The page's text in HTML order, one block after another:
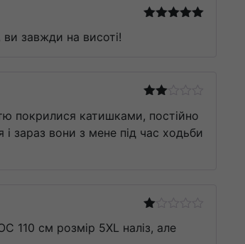
ви завжди на висоті!
в2
з 5
покрилися катишками, постійно
зараз вони з мене під час ходьби
в
110 см розмір 5XL наліз, але